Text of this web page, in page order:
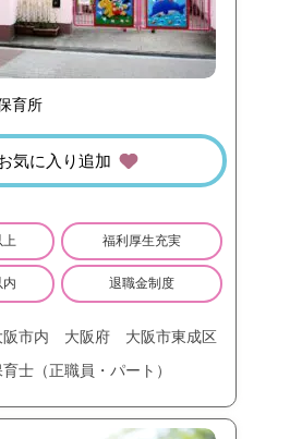
育所
気に入り追加
上 福利厚生充実
内 退職金制度
阪市内 大阪府
大阪市東成区
士（正職員・パート）